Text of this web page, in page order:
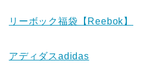
リーボック福袋【Reebok】
アディダスadidas